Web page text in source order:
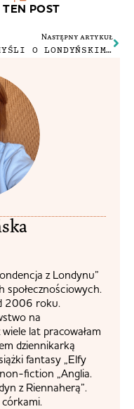
POST
Następny artykuł
10 MYŚLI O LONDYŃSKIM METRZE
z Londynu”
społecznościowych.
2006 roku.
na
lat pracowałam
dziennikarką
fantasy „Elfy
fiction „Anglia.
z Riennaherą”.